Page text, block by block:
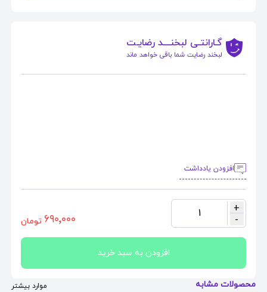
گـارانتـی لبخنــــد رضایـت
لبخند رضایت شما باقی خواهد ماند
افزودن یادداشت
+
-
1 ٦٩٠٬٠٠٠ تومان
افزودن به سبد خرید
محصولات مشابه موارد بیشتر